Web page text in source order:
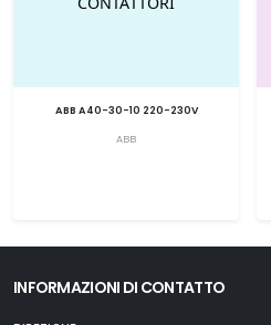
ABB A40-30-10 220-230V
ABB
INFORMAZIONI DI CONTATTO